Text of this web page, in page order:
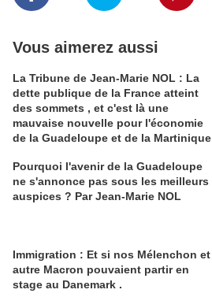
Vous aimerez aussi
La Tribune de Jean-Marie NOL : La
dette publique de la France atteint
des sommets , et c'est là une
mauvaise nouvelle pour l'économie
de la Guadeloupe et de la Martinique
Pourquoi l'avenir de la Guadeloupe
ne s'annonce pas sous les meilleurs
auspices ? Par Jean-Marie NOL
Immigration : Et si nos Mélenchon et
autre Macron pouvaient partir en
stage au Danemark .